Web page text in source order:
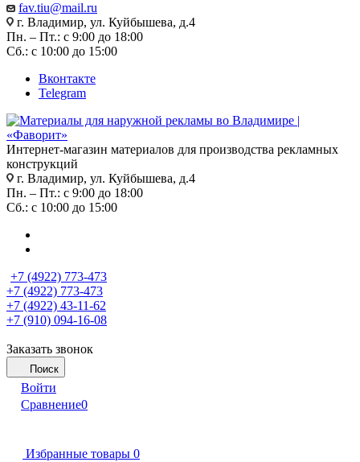
fav.tiu@mail.ru
г. Владимир, ул. Куйбышева, д.4
Пн. – Пт.: с 9:00 до 18:00
Сб.: с 10:00 до 15:00
Вконтакте
Telegram
Интернет-магазин материалов для производства рекламных
конструкций
г. Владимир, ул. Куйбышева, д.4
Пн. – Пт.: с 9:00 до 18:00
Сб.: с 10:00 до 15:00
+7 (4922) 773-473
+7 (4922) 773-473
+7 (4922) 43-11-62
+7 (910) 094-16-08
Заказать звонок
Поиск
Войти
Сравнение0
Избранные товары 0